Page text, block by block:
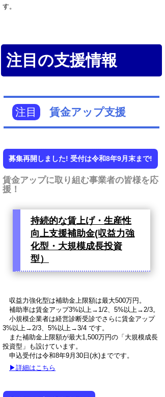
す。
注目の支援情報
注目 賃金アップ支援
募集再開しました! 受付は令和8年9月末まで!
賃金アップに取り組む事業者の皆様を応
援！
持続的な賃上げ・生産性
向上支援補助金(収益力強
化型・大規模成長投資
型）
収益力強化型は補助金上限額は最大500万円。
補助率は賃金アップ3%以上→1/2、5%以上→2/3。
小規模企業者は経営診断受診でさらに賃金アップ
3%以上→2/3、5%以上→3/4 です。
また補助金上限額が最大1,500万円の「大規模成長
投資型」も設けています。
申込受付は令和8年9月30日(水)までです。
▶詳細はこちら